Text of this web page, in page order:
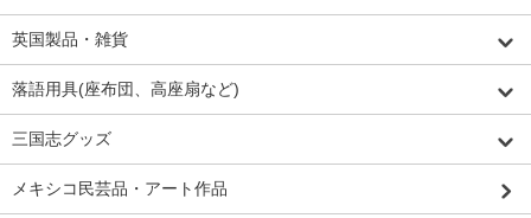
英国製品・雑貨
落語用具(座布団、高座扇など)
三国志グッズ
メキシコ民芸品・アート作品